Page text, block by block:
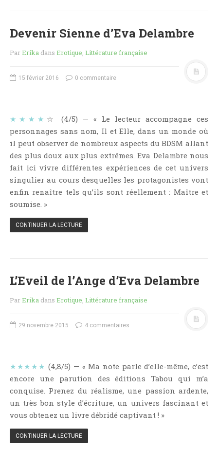
Light Novel
Littérature Contemporaine
Littérature Gay
Littérature Lesbienne
New Adult
Nouvelle
Paranormal
Poésie
Point Lecture
Road-Book
Roman
Roman Noir
SF Et Fantasy
Swaps Et Challenges
Tag
Témoignage
Devenir Sienne d’Eva Delambre
ParErika dans Erotique, Littérature française
15 février 2016 0 commentaire
★★★★ ☆ (4/5) — « Le lecteur accompagne ces
personnages sans nom, Il et Elle, dans un monde où
il peut observer de nombreux aspects du BDSM allant
des plus doux aux plus extrêmes. Eva Delambre nous
fait ici vivre différentes expériences de cet univers
singulier au cours desquelles les protagonistes vont
enfin renaître tels qu’ils sont réellement : Maître et
soumise. »
CONTINUER LA LECTURE
L’Eveil de l’Ange d’Eva Delambre
ParErika dans Erotique, Littérature française
29 novembre 2015 4 commentaires
★★★★★ (4,8/5) — « Ma note parle d’elle-même, c’est
encore une parution des éditions Tabou qui m’a
conquise. Prenez du réalisme, une passion ardente,
un très bon style d’écriture, un univers fascinant et
vous obtenez un livre débridé captivant ! »
CONTINUER LA LECTURE